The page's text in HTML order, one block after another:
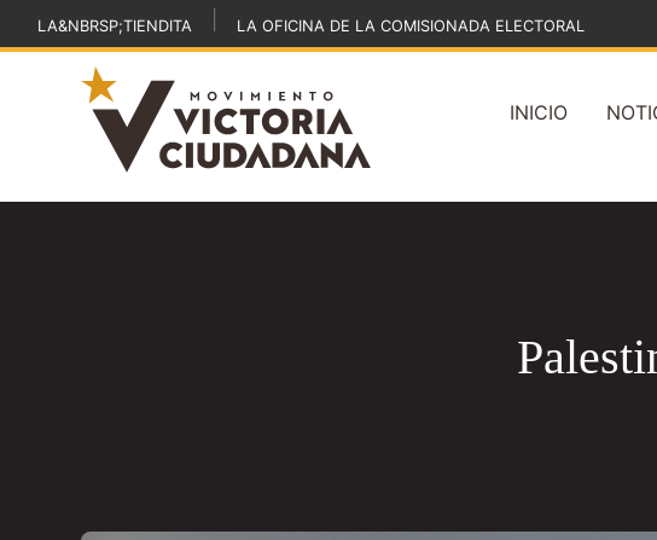
LA&NBRSP;TIENDITA LA OFICINA DE LA COMISIONADA ELECTORAL
INICIO